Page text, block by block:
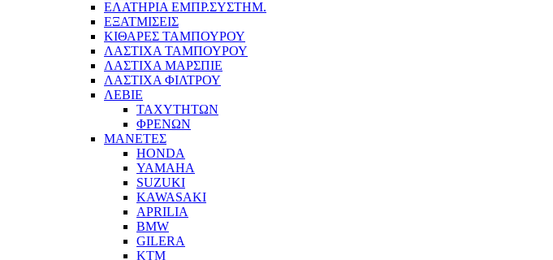
ΕΛΑΤΗΡΙΑ ΕΜΠΡ.ΣΥΣΤΗΜ.
ΕΞΑΤΜΙΣΕΙΣ
ΚΙΘΑΡΕΣ ΤΑΜΠΟΥΡΟΥ
ΛΑΣΤΙΧΑ ΤΑΜΠΟΥΡΟΥ
ΛΑΣΤΙΧΑ ΜΑΡΣΠΙΕ
ΛΑΣΤΙΧΑ ΦΙΛΤΡΟΥ
ΛΕΒΙΕ
ΤΑΧΥΤΗΤΩΝ
ΦΡΕΝΩΝ
ΜΑΝΕΤΕΣ
HONDA
YAMAHA
SUZUKI
KAWASAKI
APRILIA
BMW
GILERA
KTM